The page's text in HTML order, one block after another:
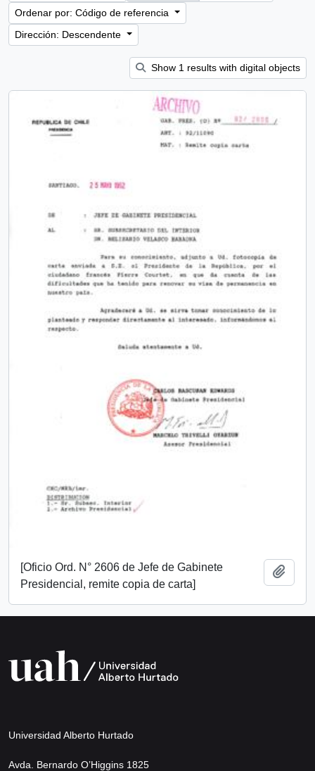
Ordenar por: Código de referencia
Dirección: Descendente
Show 1 results with digital objects
[Oficio Ord. N° 2606 de Jefe de Gabinete
Presidencial, remite copia de carta]
Universidad Alberto Hurtado
Avda. Bernardo O’Higgins 1825